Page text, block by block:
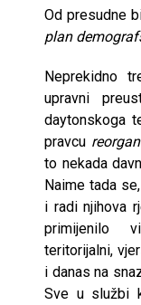
Od presudne
plan
Neprekidno
upravni
daytonskoga
pravcu
to nekada
Naime tada
i radi njihova
primijenilo
teritorijalni,
i danas na
Sve u službi